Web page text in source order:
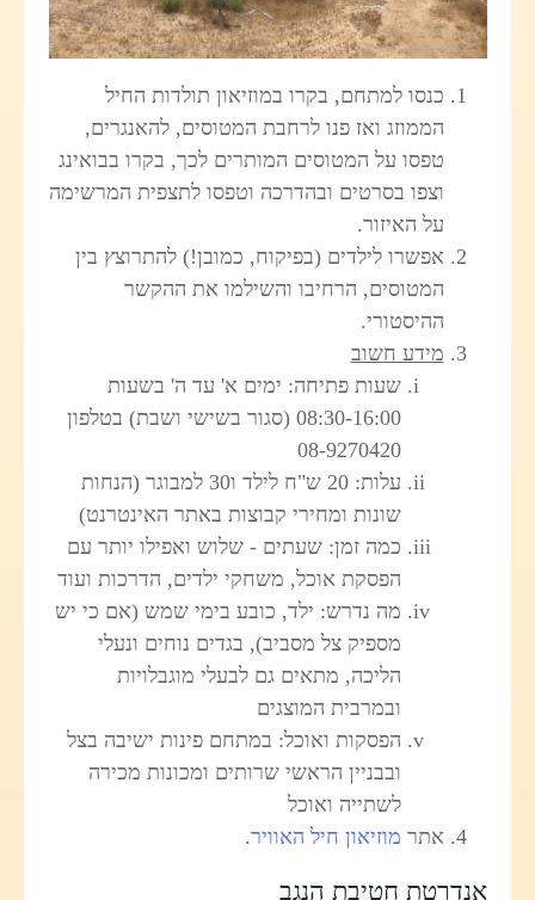
כנסו למתחם, בקרו במוזיאון תולדות החיל
הממוזג ואז פנו לרחבת המטוסים, להאנגרים,
טפסו על המטוסים המותרים לכך, בקרו בבואינג
וצפו בסרטים ובהדרכה וטפסו לתצפית המרשימה
על האיזור.
אפשרו לילדים (בפיקוח, כמובן!) להתרוצץ בין
המטוסים, הרחיבו והשילמו את ההקשר
ההיסטורי.
מידע חשוב
שעות פתיחה: ימים א' עד ה' בשעות
08:30-16:00 (סגור בשישי ושבת)
בטלפון
08-9270420
עלות: 20 ש"ח לילד ו30 למבוגר (הנחות
שונות ומחירי קבוצות באתר האינטרנט)
כמה זמן: שעתים - שלוש ואפילו יותר עם
הפסקת אוכל, משחקי ילדים, הדרכות ועוד
מה נדרש: ילד, כובע בימי שמש (אם כי יש
מספיק צל מסביב), בגדים נוחים ונעלי
הליכה, מתאים גם לבעלי מוגבלויות
ובמרבית המוצגים
הפסקות ואוכל: במתחם פינות ישיבה בצל
ובבניין הראשי שרותים ומכונות מכירה
לשתייה ואוכל
אתר מוזיאון חיל האוויר.
אנדרטת חטיבת הנגב